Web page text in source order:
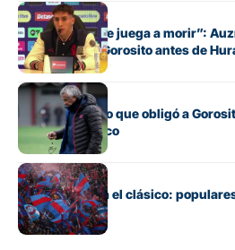
Fútbol
“Cada pelota se juega a morir”:
transmitió de Gorosito antes de
Fútbol
El contratiempo que obligó a
antes del clásico
Fútbol
Boedo ya juega el clásico:
Huracán